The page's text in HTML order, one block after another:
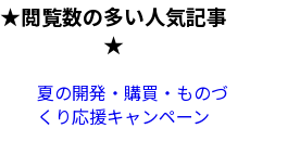
★閲覧数の多い人気記事
★
夏の開発・購買・ものづ
くり応援キャンペーン